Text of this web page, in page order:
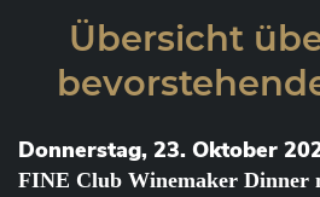
Übersicht
Donnerstag, 23. Oktober
FINE Club Winemaker Dinner